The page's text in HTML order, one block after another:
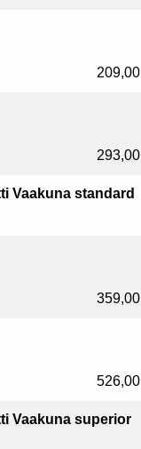
209,00
293,00
Vaakuna standard
359,00
526,00
Vaakuna superior